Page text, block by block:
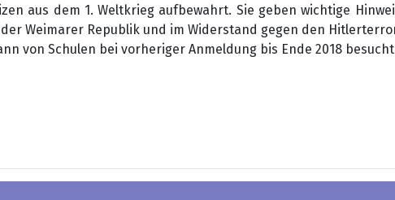
aus dem 1. Weltkrieg aufbewahrt. Sie geben wichtige
Weimarer Republik und im Widerstand gegen den
von Schulen bei vorheriger Anmeldung bis Ende 2018 besucht
IN DER LEUSCHNER-STIFTUNG